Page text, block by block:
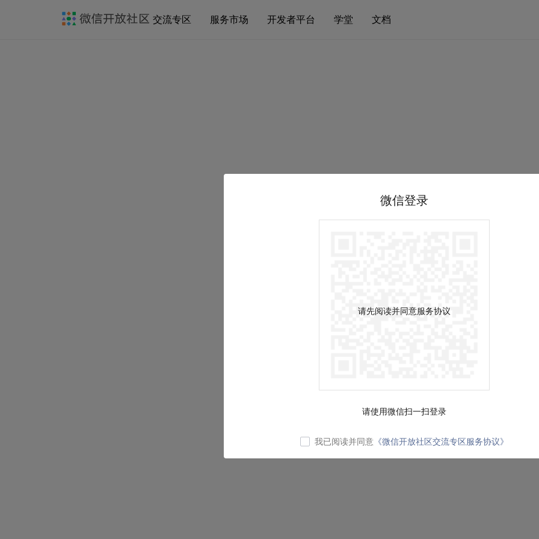
交流专区 服务市场 开发者平台 学堂 文档
微信登录
请先阅读并同意服务协议
请使用微信扫一扫登录
我已阅读并同意 《微信开放社区交流专区服务协议》